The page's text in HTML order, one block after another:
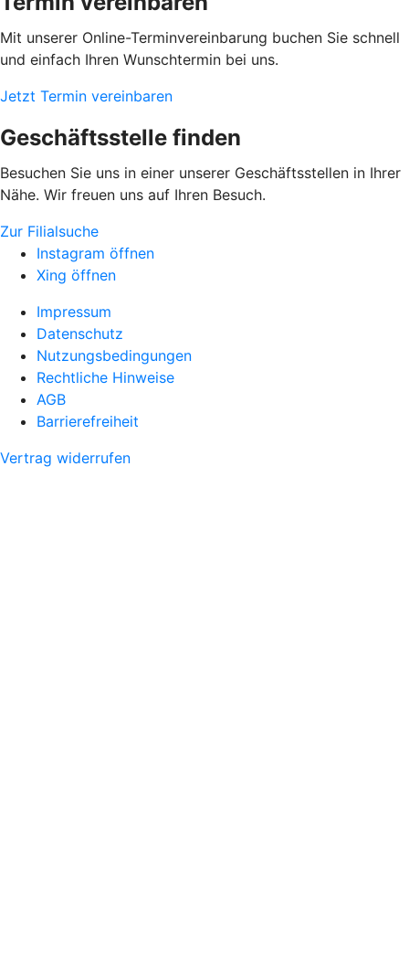
Mit unserer Online-Terminvereinbarung buchen Sie schnell
und einfach Ihren Wunschtermin bei uns.
Jetzt Termin vereinbaren
Geschäftsstelle finden
Besuchen Sie uns in einer unserer Geschäftsstellen in Ihrer
Nähe. Wir freuen uns auf Ihren Besuch.
Zur Filialsuche
Instagram öffnen
Xing öffnen
Impressum
Datenschutz
Nutzungsbedingungen
Rechtliche Hinweise
AGB
Barrierefreiheit
Vertrag widerrufen